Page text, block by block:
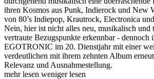
ihren Kosmos aus Punk, Indierock und New
von 80’s Indiepop, Krautrock, Electronica
Nein, hier ist nicht alles neu, musikalisch und
vertraute Bezugspunkte erkennbar - dennoch
EGOTRONIC im 20. Dienstjahr mit einer
verdeutlichen mit ihrem zehnten Album
Relevanz und Ausnahmestellung.
mehr lesen weniger lesen